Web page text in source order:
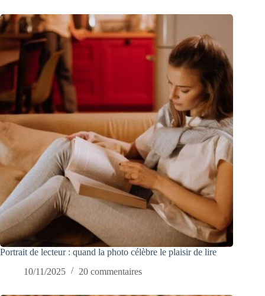
Portrait de lecteur : quand la photo célèbre le plaisir de lire
10/11/2025
20 commentaires